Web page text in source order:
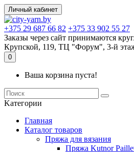
Личный кабинет
+375 29 687 66 82 +375 33 902 55 27
Заказы через сайт принимаются
Крупской, 119, ТЦ "Форум", 3-й
0
Ваша корзина пуста!
Kатегории
Главная
Каталог товаров
Пряжа для вязания
Пряжа Kutnor